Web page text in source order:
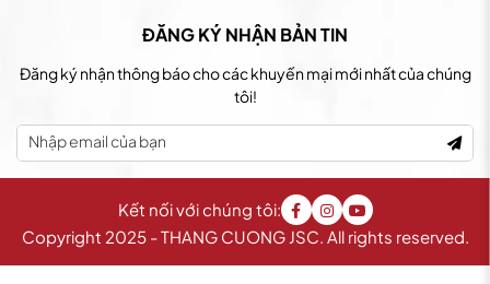
ĐĂNG KÝ NHẬN BẢN TIN
Đăng ký nhận thông báo cho các khuyến mại mới nhất của chúng
tôi!
Copyright 2025 - THANG CUONG JSC. All rights reserved.
Kết nối với chúng tôi: